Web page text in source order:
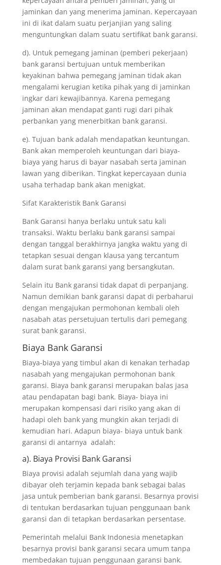
jaminkan dan yang menerima jaminan. Kepercayaan
ini di ikat dalam suatu perjanjian yang saling
menguntungkan dalam suatu sertifikat bank garansi.
d). Untuk pemegang jaminan (pemberi pekerjaan)
bank garansi bertujuan untuk memberikan
keyakinan bahwa pemegang jaminan tidak akan
mengalami kerugian ketika pihak yang di jaminkan
ingkar dari kewajibannya. Karena pemegang
jaminan akan mendapat ganti rugi dari pihak
perbankan yang menerbitkan bank garansi.
e). Tujuan bank adalah mendapatkan keuntungan.
Bank akan memperoleh keuntungan dari biaya-
biaya yang harus di bayar nasabah serta jaminan
lawan yang diberikan. Tingkat kepercayaan dunia
usaha terhadap bank akan menigkat.
Sifat Karakteristik Bank Garansi
Bank Garansi hanya berlaku untuk satu kali
transaksi. Waktu berlaku bank garansi sampai
dengan tanggal berakhirnya jangka waktu yang di
tetapkan sesuai dengan klausa yang tercantum
dalam surat bank garansi yang bersangkutan.
Selain itu Bank garansi tidak dapat di perpanjang.
Namun demikian bank garansi dapat di perbaharui
dengan mengajukan permohonan kembali oleh
nasabah atas persetujuan tertulis dari pemegang
surat bank garansi.
Biaya Bank Garansi
Biaya-biaya yang timbul akan di kenakan terhadap
nasabah yang mengajukan permohonan bank
garansi. Biaya bank garansi merupakan balas jasa
atau pendapatan bagi bank. Biaya- biaya ini
merupakan kompensasi dari risiko yang akan di
hadapi oleh bank yang mungkin akan terjadi di
kemudian hari. Adapun biaya- biaya untuk bank
garansi di antarnya adalah:
a). Biaya Provisi Bank Garansi
Biaya provisi adalah sejumlah dana yang wajib
dibayar oleh terjamin kepada bank sebagai balas
jasa untuk pemberian bank garansi. Besarnya provisi
di tentukan berdasarkan tujuan penggunaan bank
garansi dan di tetapkan berdasarkan persentase.
Pemerintah melalui Bank Indonesia menetapkan
besarnya provisi bank garansi secara umum tanpa
membedakan tujuan penggunaan garansi bank.